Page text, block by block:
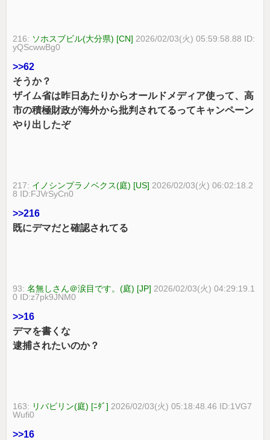
216: ソホスブビル(大分県) [CN] 2026/02/03(火) 05:59:58.88 ID:
yQScwwBg0
>>62
そうか？
ザイム省は昨日あたりからオールドメディア使って、高
市の積極財政が海外から批判されてるってキャンペーン
やり出したぞ
217: イノシンプラノベクス(庭) [US] 2026/02/03(火) 06:02:18.2
8 ID:FJVrSyCn0
>>216
既にデマだと確認されてる
93:名無しさん＠涙目です。(庭) [JP] 2026/02/03(火) 04:29:19.1
0 ID:z7pk9JNM0
>>16
デマを書くな
逮捕されたいのか？
163: リバビリン(庭) [ﾆﾀﾞ] 2026/02/03(火) 05:18:48.46 ID:1VG7
Wufi0
>>16